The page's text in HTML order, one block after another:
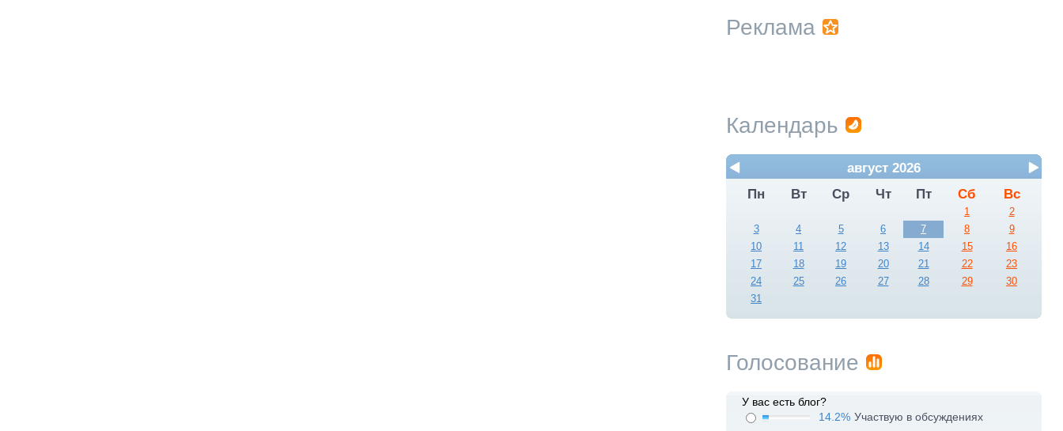
Реклама
Календарь
август 2026
Пн
Вт Ср Чт Пт Сб Вс
1
2
3
4 5 6 7 8
9
10
11 12 13 14 15
16
17
18 19 20 21 22
23
24
25 26 27 28 29
30
31
Голосование
У вас есть блог?
14.2% Участвую в обсуждениях